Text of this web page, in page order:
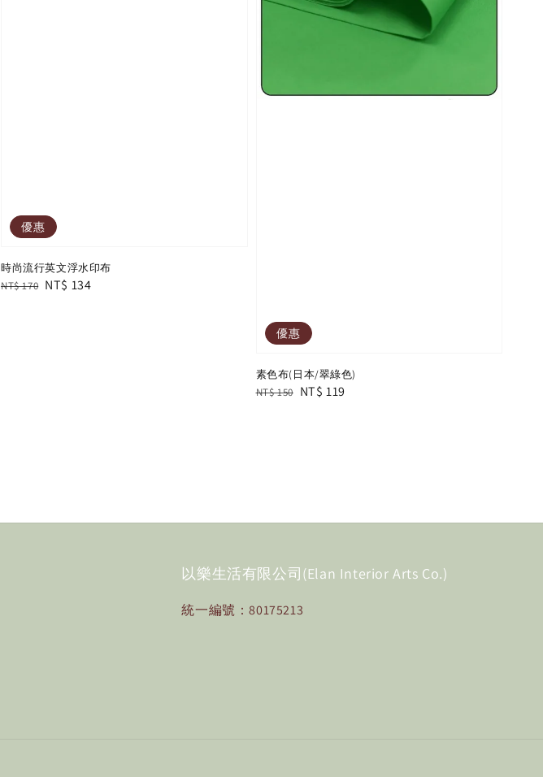
優惠
時尚流行英文浮水印布
Regular
NT$ 170 Sale
NT$ 134
優惠
素色布(日本/翠綠色)
Regular
NT$ 150 Sale
NT$ 119
以樂生活有限公司(Elan Interior Arts Co.)
統一編號：80175213